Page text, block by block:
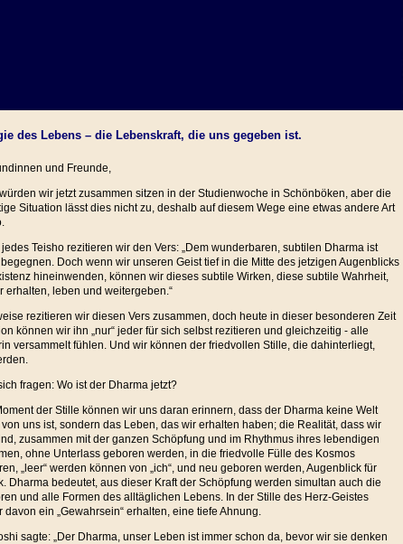
des Lebens – die Lebenskraft, die uns gegeben ist.
und Freunde,
wir jetzt zusammen sitzen in der Studienwoche in Schönböken, aber die
Situation lässt dies nicht zu, deshalb auf diesem Wege eine etwas andere Art
Teisho rezitieren wir den Vers: „Dem wunderbaren, subtilen Dharma ist
Doch wenn wir unseren Geist tief in die Mitte des jetzigen Augenblicks
hineinwenden, können wir dieses subtile Wirken, diese subtile Wahrheit,
erhalten, leben und weitergeben.“
rezitieren wir diesen Vers zusammen, doch heute in dieser besonderen Zeit
können wir ihn „nur“ jeder für sich selbst rezitieren und gleichzeitig - alle
versammelt fühlen. Und wir können der friedvollen Stille, die dahinterliegt,
fragen: Wo ist der Dharma jetzt?
der Stille können wir uns daran erinnern, dass der Dharma keine Welt
uns ist, sondern das Leben, das wir erhalten haben; die Realität, dass wir
zusammen mit der ganzen Schöpfung und im Rhythmus ihres lebendigen
ohne Unterlass geboren werden, in die friedvolle Fülle des Kosmos
„leer“ werden können von „ich“, und neu geboren werden, Augenblick für
Dharma bedeutet, aus dieser Kraft der Schöpfung werden simultan auch die
und alle Formen des alltäglichen Lebens. In der Stille des Herz-Geistes
davon ein „Gewahrsein“ erhalten, eine tiefe Ahnung.
sagte: „Der Dharma, unser Leben ist immer schon da, bevor wir sie denken